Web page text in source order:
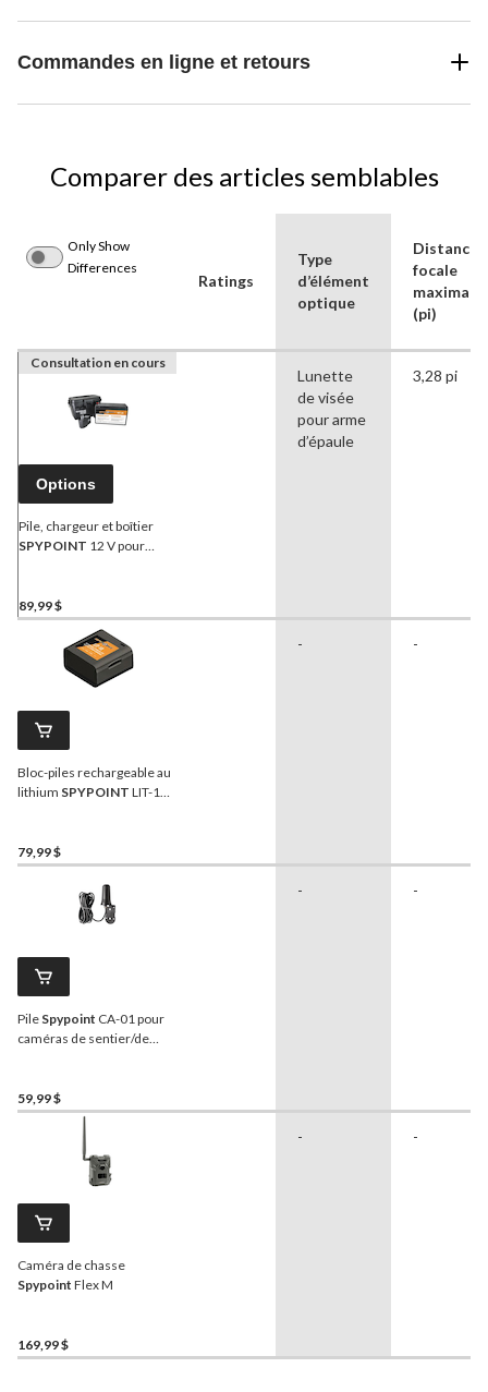
Commandes en ligne et retours
Comparer des articles semblables
Only Show
Differences
Ratings
Type
d’élément
optique
Distance
focale
maximale
(pi)
Consultation en cours
Options
Pile, chargeur et boîtier
SPYPOINT 12 V pour
89,99 $
Lunette
de visée
pour arme
d’épaule
3,28 pi
Bloc-piles rechargeable au
lithium SPYPOINT LIT-10
79,99 $
- -
Pile Spypoint CA-01 pour
caméras de sentier/de
59,99 $
- -
Caméra de chasse
Spypoint Flex M
169,99 $
- -